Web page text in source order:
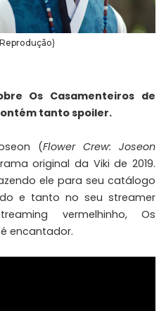
Os Casamenteiros de
tanto spoiler.
(Flower Crew: Joseon
original da Viki de 2019.
ele para seu catálogo
e tanto no seu streamer
vermelhinho, Os
encantador.